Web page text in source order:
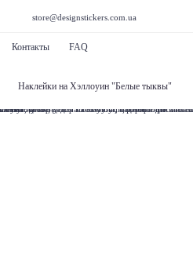
store@designstickers.com.ua
Контакты FAQ
Наклейки на Хэллоуин "Белые тыквы"